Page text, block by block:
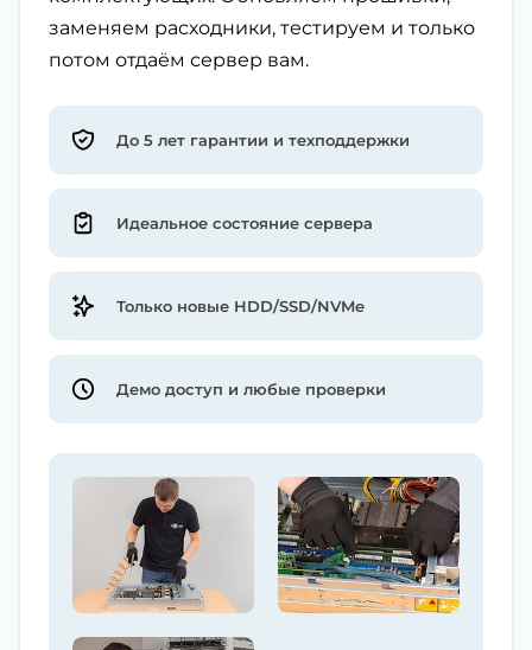
заменяем расходники, тестируем и только
потом отдаём сервер вам.
До 5 лет гарантии и техподдержки
Идеальное состояние сервера
Только новые HDD/SSD/NVMe
Демо доступ и любые проверки